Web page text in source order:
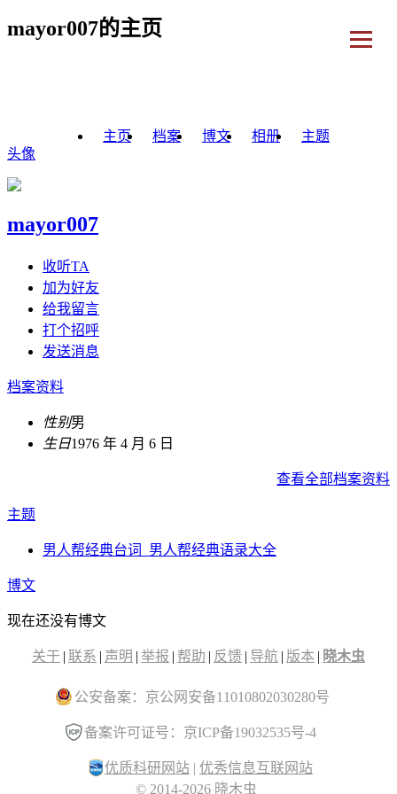
mayor007的主页
主页 档案 博文 相册
主题
头像
mayor007
收听TA
加为好友
给我留言
打个招呼
发送消息
档案资料
性别男
生日1976 年 4 月 6 日
查看全部档案资料
主题
男人帮经典台词_男人帮经典语录大全
博文
现在还没有博文
关于 | 联系 | 声明 | 举报 | 帮助 | 反馈 | 导航 | 版本 | 晓木虫
公安备案：京公网安备11010802030280号
备案许可证号：京ICP备19032535号-4
优质科研网站 | 优秀信息互联网站
© 2014-2026 晓木虫